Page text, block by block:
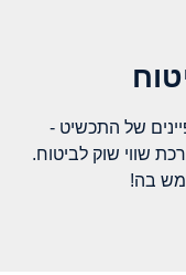
של התכשיט -
שווי שוק לביטוח.
בה!